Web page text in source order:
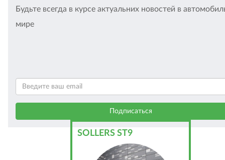
Будьте всегда в курсе актуальних новостей в
мире
SOLLERS ST9